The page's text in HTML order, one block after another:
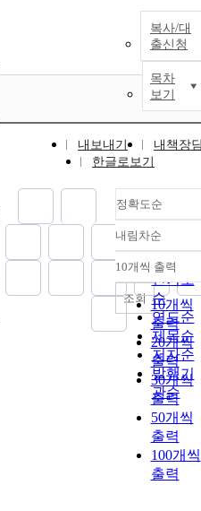
복사/대
출신청
목차
보기
내보내기
내책장
한글로보기
정확도순
정확도
순
인기도
순
연도순
제목순
저자순
발행기
관순
내림차순
내림차
10개씩 출력
10개씩
출력
20개씩
출력
30개씩
출력
50개씩
출력
100개씩
출력
조회